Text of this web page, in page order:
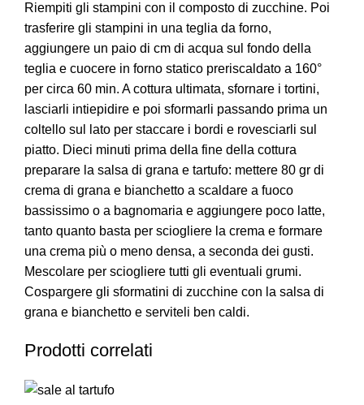
Riempiti gli stampini con il composto di zucchine. Poi
trasferire gli stampini in una teglia da forno,
aggiungere un paio di cm di acqua sul fondo della
teglia e cuocere in forno statico preriscaldato a 160°
per circa 60 min. A cottura ultimata, sfornare i tortini,
lasciarli intiepidire e poi sformarli passando prima un
coltello sul lato per staccare i bordi e rovesciarli sul
piatto. Dieci minuti prima della fine della cottura
preparare la salsa di grana e tartufo: mettere 80 gr di
crema di grana e bianchetto a scaldare a fuoco
bassissimo o a bagnomaria e aggiungere poco latte,
tanto quanto basta per sciogliere la crema e formare
una crema più o meno densa, a seconda dei gusti.
Mescolare per sciogliere tutti gli eventuali grumi.
Cospargere gli sformatini di zucchine con la salsa di
grana e bianchetto e serviteli ben caldi.
Prodotti correlati